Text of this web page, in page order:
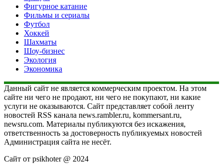
Фигурное катание
Фильмы и сериалы
Футбол
Хоккей
Шахматы
Шоу-бизнес
Экология
Экономика
Данный сайт не является коммерческим проектом. На этом
сайте ни чего не продают, ни чего не покупают, ни какие
услуги не оказываются. Сайт представляет собой ленту
новостей RSS канала news.rambler.ru, kommersant.ru,
newsru.com. Материалы публикуются без искажения,
ответственность за достоверность публикуемых новостей
Администрация сайта не несёт.
Сайт от psikhoter @ 2024